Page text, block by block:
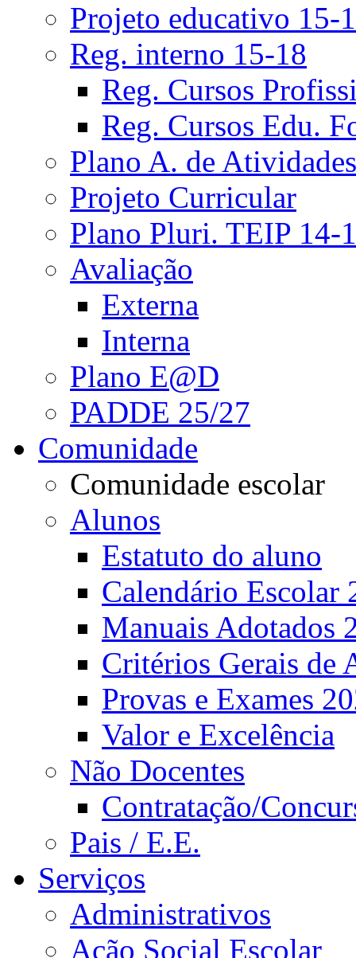
Projeto educativo 15-
Reg. interno 15-18
Reg. Cursos
Reg. Cursos Edu.
Plano A. de Atividades
Projeto Curricular
Plano Pluri. TEIP 14-
Avaliação
Externa
Interna
Plano E@D
PADDE 25/27
Comunidade
Comunidade escolar
Alunos
Estatuto do aluno
Calendário Escolar
Manuais Adotados
Critérios Gerais de
Provas e Exames
Valor e Excelência
Não Docentes
Contratação/
Pais / E.E.
Serviços
Administrativos
Ação Social Escolar